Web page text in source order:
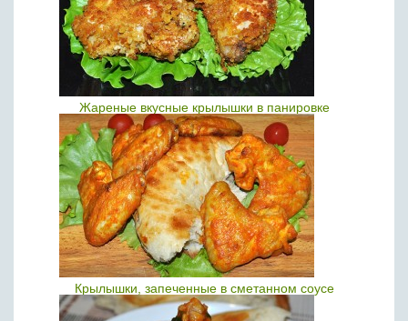
Жареные вкусные крылышки в панировке
Крылышки, запеченные в сметанном соусе